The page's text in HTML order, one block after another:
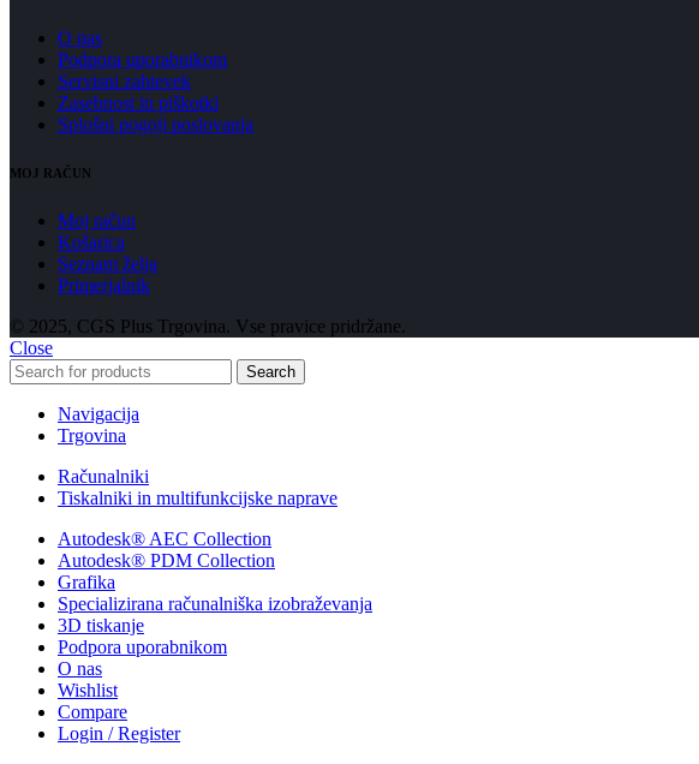
O nas
Podpora uporabnikom
Servisni zahtevek
Zasebnost in piškotki
Splošni pogoji poslovanja
MOJ RAČUN
Moj račun
Košarica
Seznam želja
Primerjalnik
© 2025, CGS Plus Trgovina. Vse pravice pridržane.
Close
Search
Navigacija
Trgovina
Računalniki
Tiskalniki in multifunkcijske naprave
Autodesk® AEC Collection
Autodesk® PDM Collection
Grafika
Specializirana računalniška izobraževanja
3D tiskanje
Podpora uporabnikom
O nas
Wishlist
Compare
Login / Register